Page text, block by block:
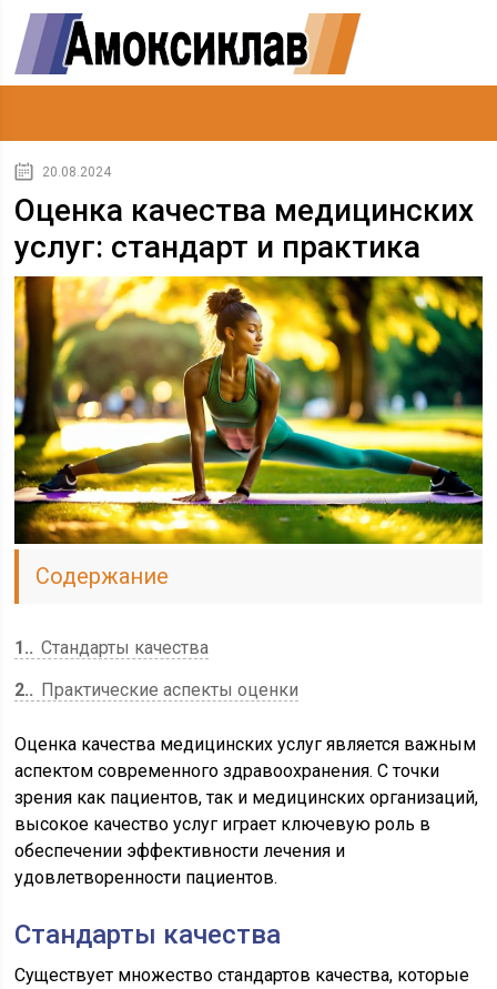
20.08.2024
Оценка качества медицинских
услуг: стандарт и практика
Содержание
1.
Стандарты качества
2.
Практические аспекты оценки
Оценка качества медицинских услуг является важным
аспектом современного здравоохранения. С точки
зрения как пациентов, так и медицинских организаций,
высокое качество услуг играет ключевую роль в
обеспечении эффективности лечения и
удовлетворенности пациентов.
Стандарты качества
Существует множество стандартов качества, которые